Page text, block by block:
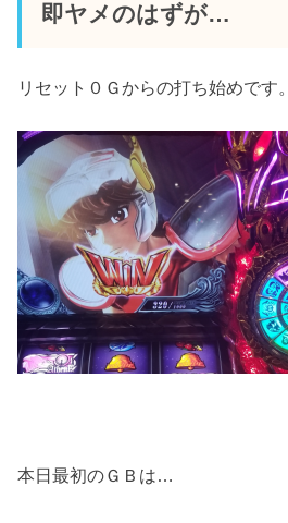
即ヤメのはずが…
リセット０Ｇからの打ち始めです。
本日最初のＧＢは…